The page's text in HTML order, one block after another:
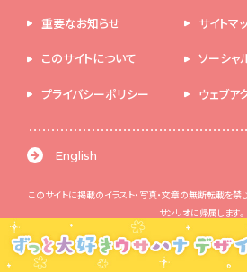
重要なお知らせ サイトマ
このサイトについて ソーシャ
プライバシーポリシー ウェブア
English
このサイトに掲載のイラスト・写真・文章の無断転載を
サンリオに帰属します。
© 2026 SANRIO CO., LTD. 著作 株